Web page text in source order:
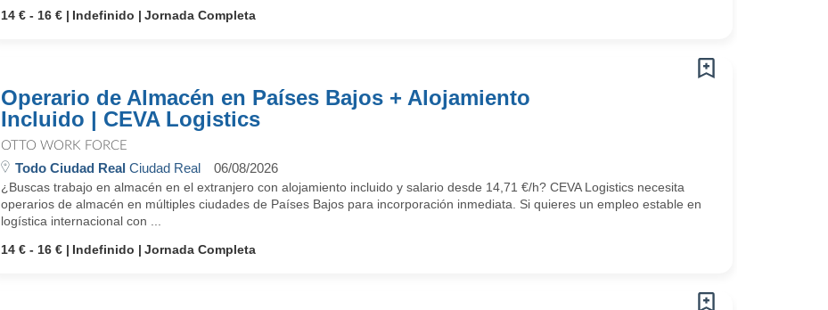
14 € - 16 €
Indefinido Jornada Completa
Operario de Almacén en Países Bajos + Alojamiento
Incluido | CEVA Logistics
OTTO WORK FORCE
Todo Ciudad RealCiudad Real 06/08/2026
¿Buscas trabajo en almacén en el extranjero con alojamiento incluido y salario desde 14,71 €/h? CEVA Logistics necesita
operarios de almacén en múltiples ciudades de Países Bajos para incorporación inmediata. Si quieres un empleo estable en
logística internacional con ...
14 € - 16 €
Indefinido Jornada Completa